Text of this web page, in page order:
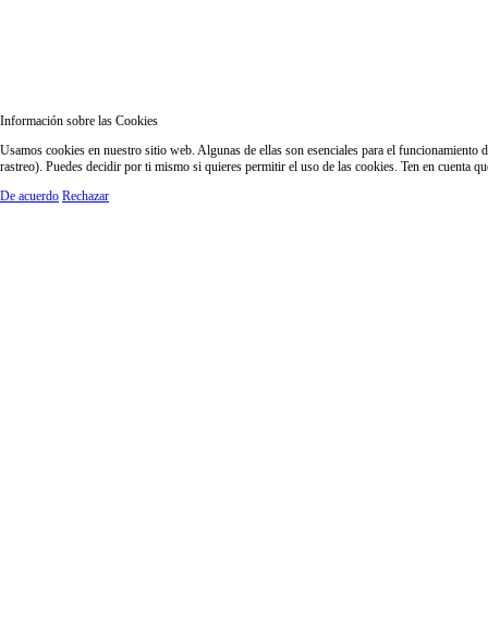
Información sobre las Cookies
Usamos cookies en nuestro sitio web. Algunas de ellas son esenciales para el
rastreo). Puedes decidir por ti mismo si quieres permitir el uso de las cookies. Ten en cuenta
De acuerdo Rechazar